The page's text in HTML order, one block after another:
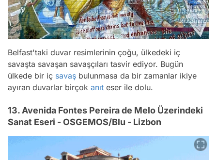
Belfast'taki duvar resimlerinin çoğu, ülkedeki iç
savaşta savaşan savaşçıları tasvir ediyor. Bugün
ülkede bir iç savaş bulunmasa da bir zamanlar ikiye
ayıran duvarlar birçok anıt eser ile dolu.
13. Avenida Fontes Pereira de Melo Üzerindeki
Sanat Eseri - OSGEMOS/Blu - Lizbon